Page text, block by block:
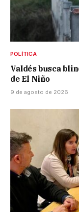
POLÍTICA
Valdés busca
de El Niño
9 de agosto de 2026